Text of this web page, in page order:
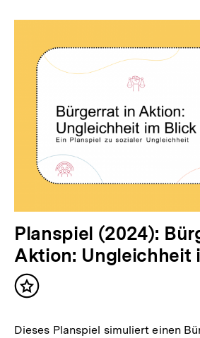
Planspiel (2024):
Aktion: Ungleichheit
Inhalt
Dieses Planspiel simuliert einen